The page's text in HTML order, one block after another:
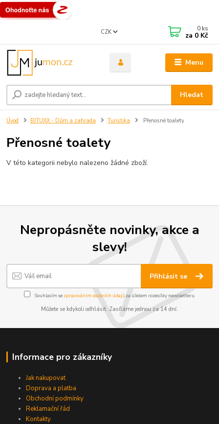
Menu
CZK
Hledat
0 ks
za 0 Kč
Úvod BITUXX - Dům a zahrada Turistika Přenosné toalety
Přenosné toalety
V této kategorii nebylo nalezeno žádné zboží.
Nepropásněte novinky, akce a
slevy!
Přihlásit se
Souhlasím se zpracováním osobních údajůza účelem rozesílky newsletteru.
Můžete se kdykoli odhlásit. Zasíláme jednou za 14 dní.
Informace pro zákazníky
Jak nakupovat
Doprava a platba
Obchodní podmínky
Reklamační řád
Kontakty